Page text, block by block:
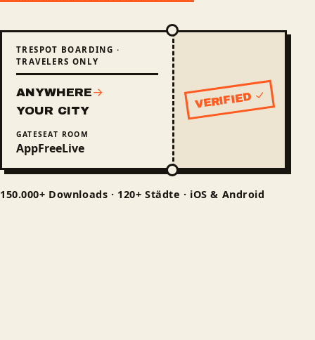
TRESPOT BOARDING ·
TRAVELERS ONLY
ANYWHERE→
YOUR CITY
GATE
App
SEAT
Free
ROOM
Live
VERIFIED ✓Status: verified
150.000+ Downloads · 120+ Städte · iOS & Android